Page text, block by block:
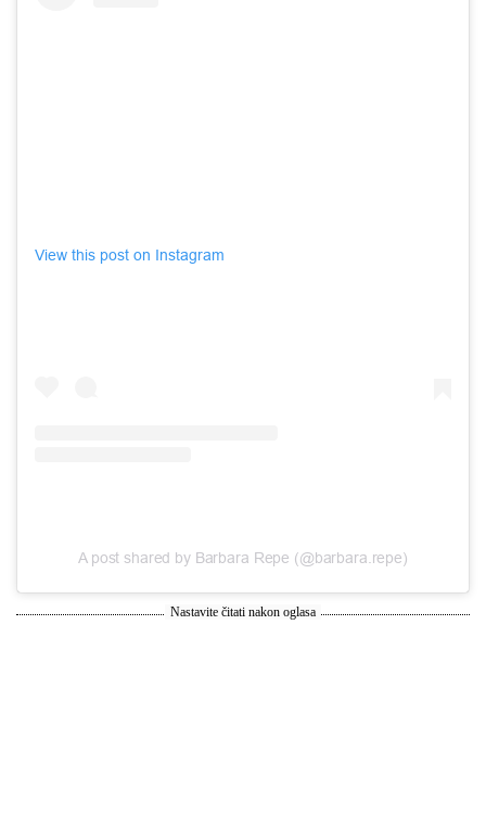
View this post on Instagram
A post shared by Barbara Repe (@barbara.repe)
Nastavite čitati nakon oglasa